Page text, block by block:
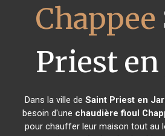
Chappee
Priest en
Dans la ville deSaint Priest en
besoin d'une chaudière fioul
pour chauffer leur maison tout au